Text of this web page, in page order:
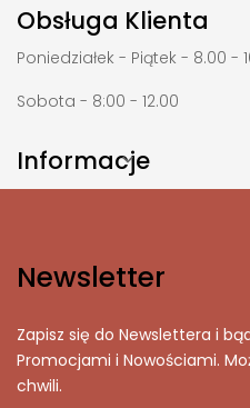
Obsługa Klienta
Poniedziałek - Piątek - 8.00 -
Sobota - 8:00 - 12.00
Informacje

Newsletter
Zapisz się do Newslettera i
Promocjami i Nowościami.
chwili.